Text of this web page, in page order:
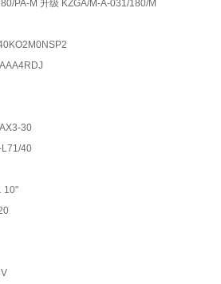
PA-M 升级 KZGA/M-A-031/180/M
30
L71/40
10"